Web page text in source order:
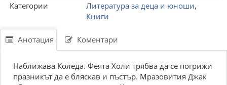
Категории
Литература за деца и юноши,
Книги
Анотация Коментари
Наближава Коледа. Феята Холи трябва да се погрижи
празникът да е бляскав и пъстър. Мразовития Джак